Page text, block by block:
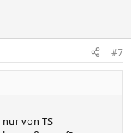
#7
von TS